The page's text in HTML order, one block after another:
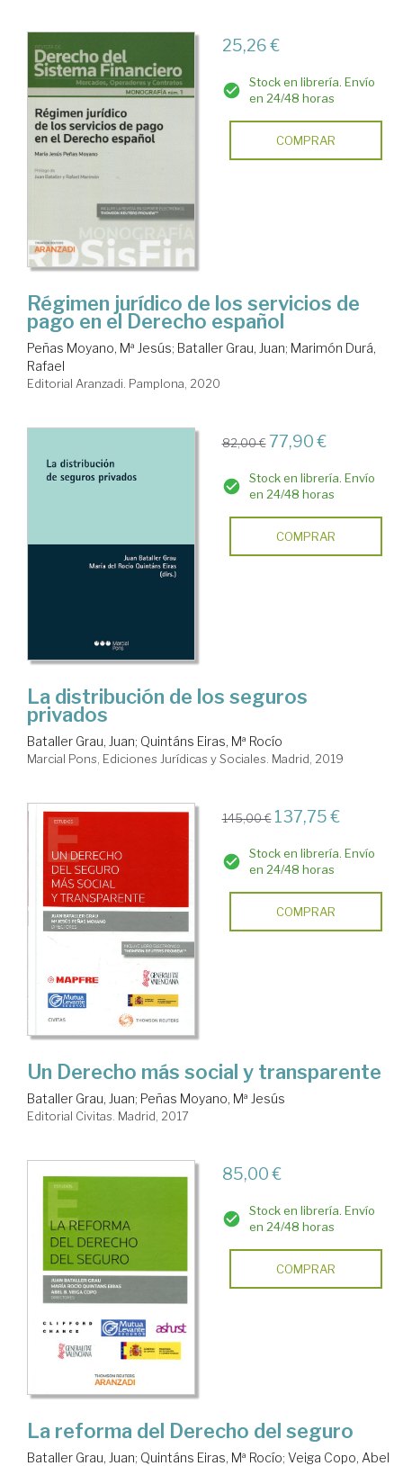
25,26 €
Stock en librería. Envío
en 24/48 horas
COMPRAR
Régimen jurídico de los servicios de
pago en el Derecho español
Peñas Moyano, Mª Jesús; Bataller Grau, Juan; Marimón Durá,
Rafael
Editorial Aranzadi. Pamplona, 2020
82,00 € 77,90 €
Stock en librería. Envío
en 24/48 horas
COMPRAR
La distribución de los seguros
privados
Bataller Grau, Juan; Quintáns Eiras, Mª Rocío
Marcial Pons, Ediciones Jurídicas y Sociales. Madrid, 2019
145,00 € 137,75 €
Stock en librería. Envío
en 24/48 horas
COMPRAR
Un Derecho más social y transparente
Bataller Grau, Juan; Peñas Moyano, Mª Jesús
Editorial Civitas. Madrid, 2017
85,00 €
Stock en librería. Envío
en 24/48 horas
COMPRAR
La reforma del Derecho del seguro
Bataller Grau, Juan; Quintáns Eiras, Mª Rocío; Veiga Copo, Abel